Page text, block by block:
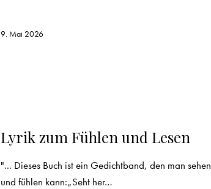
9. Mai 2026
Lyrik zum Fühlen und Lesen
"... Dieses Buch ist ein Gedichtband, den man sehen
und fühlen kann:„Seht her…